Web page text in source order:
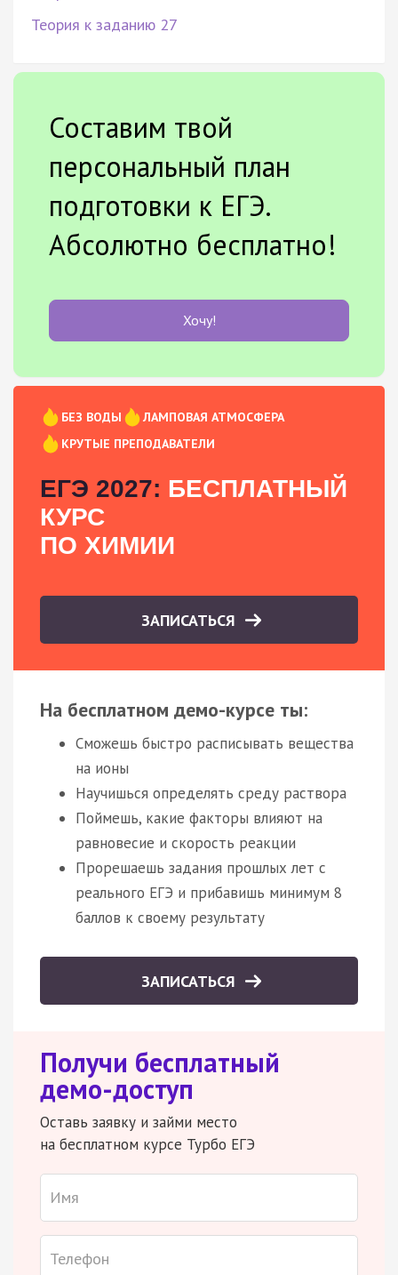
Теория к заданию 27
Составим твой
персональный план
подготовки к ЕГЭ.
Абсолютно бесплатно!
Хочу!
БЕЗ ВОДЫ
ЛАМПОВАЯ АТМОСФЕРА
КРУТЫЕ ПРЕПОДАВАТЕЛИ
ЕГЭ 2027: БЕСПЛАТНЫЙ
КУРС
ПО ХИМИИ
ЗАПИСАТЬСЯ
На бесплатном демо-курсе ты:
Сможешь быстро расписывать вещества
на ионы
Научишься определять среду раствора
Поймешь, какие факторы влияют на
равновесие и скорость реакции
Прорешаешь задания прошлых лет с
реального ЕГЭ и прибавишь минимум 8
баллов к своему результату
ЗАПИСАТЬСЯ
Получи бесплатный
демо-доступ
Оставь заявку и займи место
на бесплатном курсе Турбо ЕГЭ